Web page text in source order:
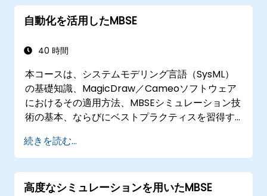
フィーチャーモデル、バリエーションポイン
ト、コンフィギュレーションといったMBPLE
自動化を活用したMBSE
40 時間
本コースは、システムモデリング言語（SysML）
の基礎知識、MagicDraw／Cameoソフトウェア
におけるその適用方法、MBSEシミュレーション技
術の基本、ならびにベストプラクティスを習得す
Cameoツール群におけるテンプレート作成やレポ
ート生成の手法はもちろん、マクロやスクリプト
がどのように機能しどのような場面で活用できる
かについても学びます。
続きを読む...
高度なシミュレーションを用いたMBSE